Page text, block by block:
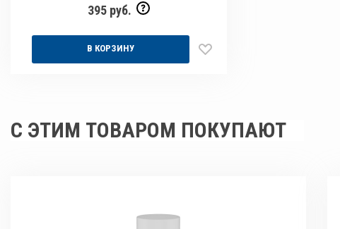
395 руб.
В КОРЗИНУ
С ЭТИМ ТОВАРОМ ПОКУПАЮТ